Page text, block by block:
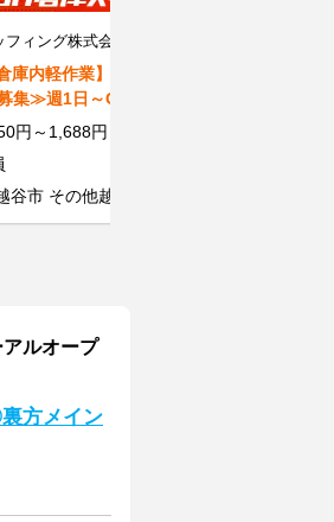
庫内軽作業】≪オ
集≫週1日～OK◎
い★Wワーク大歓
1,688円＋交通費一部支給
谷市 その他越谷市
ルオープ
方メイン